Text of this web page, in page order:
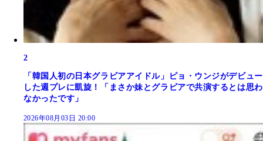
2
「韓国人初の日本グラビアアイドル」ピョ・ウンジがデビュー
した週プレに凱旋！「まさか妹とグラビアで共演するとは思わ
なかったです」
2026年08月03日 20:00